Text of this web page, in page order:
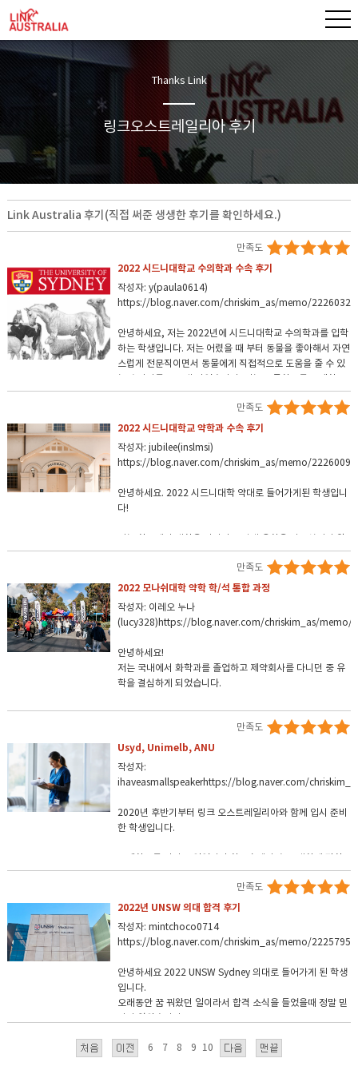
Thanks Link
링크오스트레일리아 후기
Link Australia 후기(직접 써준 생생한 후기를 확인하세요.)
만족도
2022 시드니대학교 수의학과 수속 후기
작성자: y(paula0614)
https://blog.naver.com/chriskim_as/memo/
안녕하세요, 저는 2022년에 시드니대학교 수의학과를 입학
하는 학생입니다. 저는 어렸을 때 부터 동물을 좋아해서 자연
스럽게 전문직이면서 동물에게 직접적으로 도움을 줄 수 있
에서 졸업하였고 재외국민전형으로 지원할 수 있는 국내 수
의대(건국대, 충북대, 경북대 등)의 입시를 준비하였습니다.
또한 국제학교이다보니 외국으로도 지원 할 수 있는 점을 살
대를 가는 방법들도 알아보았습니다. 저는 꼭 수의사가 되고
싶었기 때문에 최대한 가능성을 크게 만들고 싶었고, 국내외
명문일 뿐만 아니라 제가 가지고 있는 스펙으로 지원하기 적
합할 것 같다는 생각이 들어 시드니대학교를 꼭 지원해야겠
유학원을 정해야 했을 때, 저는 호주 수의대를 다니는 한 유
튜버가 유학원을 질문하는 댓글에 링크 오스트레일리아라는
유학원의 도움을 받았고 이전에 컨택했던 유학원과 달리 과
크 오스트레일리아에 연락을 드렸습니다. 호주 수의대들은
보통 직접 여러 동물들과 상호작용 한 경험을 가장 중요시한
다고 하셔서 저는 여러 활동들을 사진들과 함께 포트폴리오
레일리아 스탭분들께 상세한 피드백을 받으며 고쳐 써갔습
니다. 처음에는 시드니, 퀸즐랜드, 머독 이 세 곳을 지원하는
게 좋을 것 같다고 하셔서 그렇게 하려고 생각을 했었는데,
대학교는 CASPer시험이라는 걸 따로 봐야함), 다 지원하기
보다는 시드니대학교의 위치나 학업 프로그램에 더 메리트
원하였습니다. 제가 한 건 그냥 하라고 하시는 대로 해서 이
것저것 그때그때 메일로 보내드린 것 밖에 없는 것 같습니다.
간이 지나고 5월 중순 즈음 합격 메일을 받았을 때 정말 가슴
이 두근거렸고 기뻤습니다. 심은비 선생님이 직접 전화 오셔
서 기뻐하시면서 말씀해주셔서 더 기뻤던 것 같습니다 ㅠ.
ㅠ. 준비하는 과정에서 심은비 선생님을 비롯한 다른 스탭분
들이 정말정말 친절하고 꼼꼼하게 여러가지를 챙겨주셔서
니다. 합격에서 끝나는 것이 아니라 합격 후에도 비자 신청과
정도 도와주시고 기숙사 정보도 주셔서 실제로 호주에 입국
하여 정착하는 기초적인 부분에서도 많은 도움을 주신 것 같
습니다. 그리고 1월에는 입학하는 학생들 단톡방도 개설해주
주신다고 해서 한인커뮤니티에 섞이고 학교에 잘 적응 할 수
만족도
2022 시드니대학교 약학과 수속 후기
작성자: jubilee(inslmsi)
https://blog.naver.com/chriskim_as/memo/
안녕하세요. 2022 시드니대학 약대로 들어가게된 학생입니
다!
아보다가 호주약대에 관심을 갖게되었습니다. 호주약대에
대해 검색하다가 링크 오스트레일리아 블로그를 접하게 되
었는데 블로그를 보면서 신뢰가 생겨 바로 상담 예약을 했습
다 특징들을 명확하게 알려주어 쉽게 결정을 내릴수 있었습
니다! 준비하는 과정에서도 수속절차, 준비해야할 서류들을
수있었어요.
조건부 오퍼를 받는 과정에서 학교에서 추가로 요구하는 서
아에서 어떻게 준비할지 잘 알려주시고 계속 신경써주셔서
결국엔 오처를 잘 받게되었습니다~! 정말 감사합니다!
입시뿐만 아니라 비자관련 서류, 신체검사, 숙소 등 하나하
나 꼼꼼하게 뭘 준비해야되는지 이메일로 알려주시고 정보
를제공해주셔서 유학 준비를 차근차근 잘 한 수 있었습니다.
질문했는데 항상 빠르고 정확하게 알려주셔서 너무 많은 도
움이 됐어요.:) 꼼꼼하고 세심하게 신경써주셔서 정말 감사합
과에 들어갈수 있게되었어요! 링크 오스트레일리아를 알게
된건 큰 행운이었어요!
만족도
2022 모나쉬대학 약학 학/석 통합 과정
작성자: 이레오 누나
(lucy328)https://blog.naver.com/chriskim_as/memo/
안녕하세요!
저는 국내에서 화학과를 졸업하고 제약회사를 다니던 중 유
학을 결심하게 되었습니다.
여러 유학원들중에서 제가 관심있어 하는 호주 프로그램에
대해 제일 전문적으로 잘 알고 있는 링크오스트레일리아에
서 수속을 진행하게 되었습니다.
인 절차와 필요한 서류에 대해 미리 정리해주셨기 때문에 준
비를 하는 과정이 수월했고
중간중간 생기는 문의사항들에 대해서도 빠른 시간내에 친
절하고 정확하게 답변해주셔서 정말 큰 도움을 받았습니다.
혼자 준비를 했다면 막막한 순간들이 정말 많았겠지만, 링크
이제는 정말 비행기 티켓도 구해서 출국하는 날만을 기대하
고 있습니다!
제가 링크오스트레일리아를 통해 도움을 많이 받은 만큼 제
합니다
그 동안 입학수속 관련 도움을 주신 모든 스텝 분들께 감사드
려요 :)
만족도
Usyd, Unimelb, ANU
작성자:
ihaveasmallspeakerhttps://blog.naver.com/
2020년 후반기부터 링크 오스트레일리아와 함께 입시 준비
한 학생입니다.
정보는 많지 않아 링크 오스트레일리아와 함께하게 되었습
친구들이 많이 하는 미국 입시와 달라 조금 혼란스러웠지만,
지 또 몇점정도를 받아야 하는지 등등 다 친절하게 알려주신
덕에 수월하게 입시준비 할 수 있었습니다.
알려주신 필요한 서류들이랑 점수들, 시험들 준비하여
Usyd, Unimleb, ANU 세군데 합격 했습니다!:)
만족도
2022년 UNSW 의대 합격 후기
작성자: mintchoco0714
https://blog.naver.com/chriskim_as/memo/
안녕하세요 2022 UNSW Sydney 의대로 들어가게 된 학생
입니다.
오래동안 꿈 꿔왔던 일이라서 합격 소식을 들었을때 정말 믿
로 미국 대학 쪽을 생각하고 있었습니다.
6 7 8 9 10